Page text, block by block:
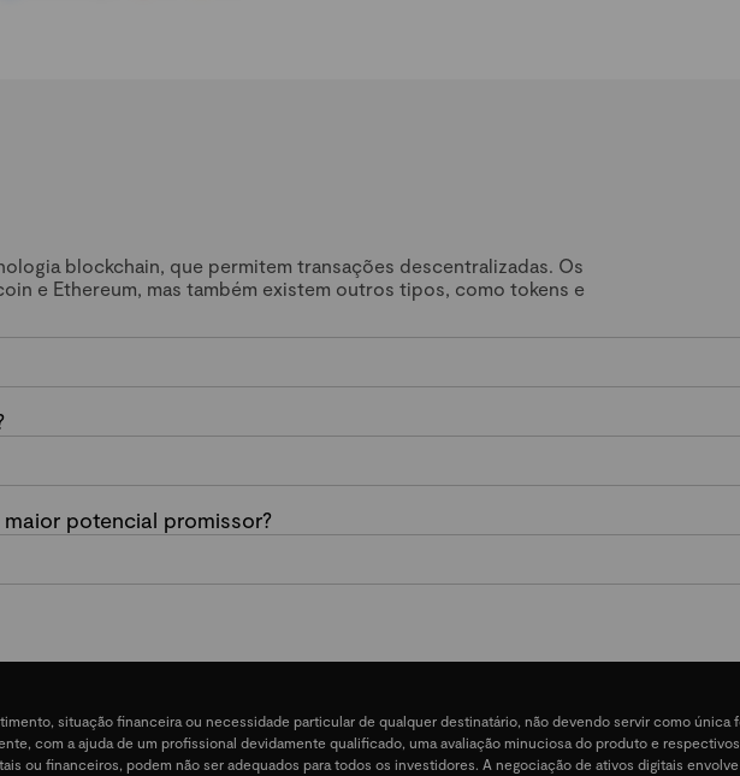
blockchain, que permitem transações descentralizadas. Os
e Ethereum, mas também existem outros tipos, como tokens e
potencial promissor?
situação financeira ou necessidade particular de qualquer destinatário, não devendo servir como
com a ajuda de um profissional devidamente qualificado, uma avaliação minuciosa do produto e
ou financeiros, podem não ser adequados para todos os investidores. A negociação de ativos digitais